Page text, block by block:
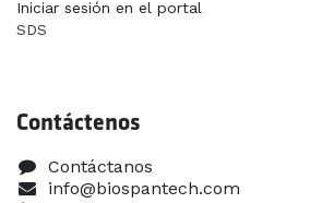
Iniciar sesión en el portal
SDS
Contáctenos
Contáctanos
info@biospantech.com